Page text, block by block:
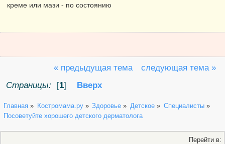
креме или мази - по состоянию
« предыдущая тема
следующая тема »
Страницы:
[1] Вверх
Главная » Костромама.ру» Здоровье » Детское» Специалисты»
Посоветуйте хорошего детского дерматолога
Перейти в: